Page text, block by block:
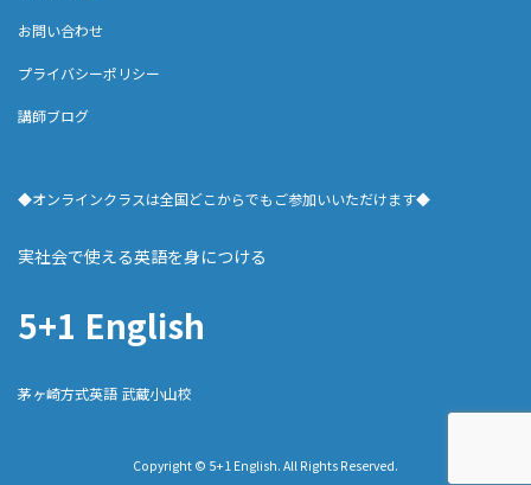
お問い合わせ
プライバシーポリシー
講師ブログ
◆オンラインクラスは全国どこからでもご参加いいただけます◆
実社会で使える英語を身につける
5+1 English
茅ヶ崎方式英語 武蔵小山校
Copyright © 5+1 English. All Rights Reserved.